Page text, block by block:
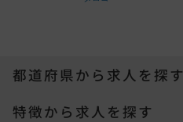
都道府県から求人を探す
特徴から求人を探す